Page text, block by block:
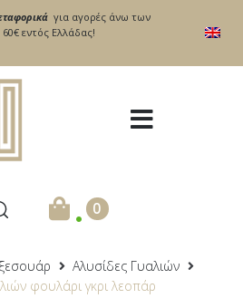
για αγορές άνω των
60€ εντός Ελλάδας!
. 0
Αλυσίδες Γυαλιών
φουλάρι γκρι λεοπάρ